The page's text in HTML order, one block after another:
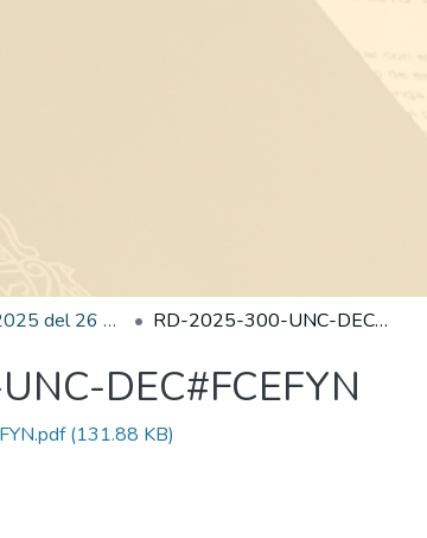
Edición 001/2025 del 26 de mayo de 2025 RD-2025-300-UNC-DEC#FCEFYN
DEC#FCEFYN
(131.88 KB)